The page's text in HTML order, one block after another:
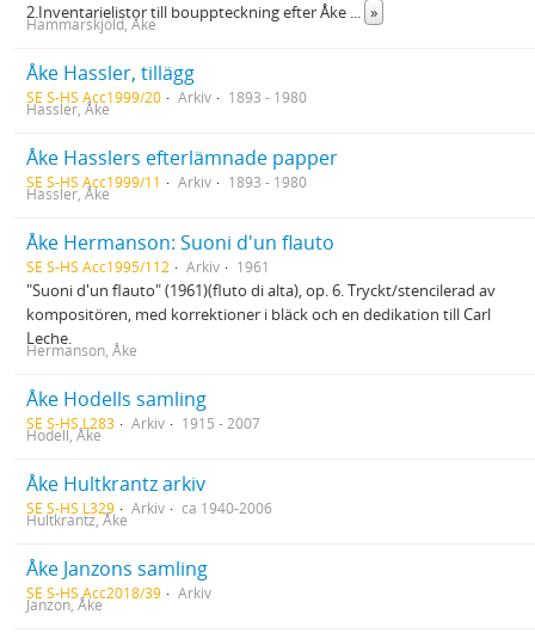
2.Inventarielistor till bouppteckning efter Åke ... »
Hammarskjöld, Åke
Åke Hassler, tillägg
SE S-HS Acc1999/20 Arkiv 1893 - 1980
Hassler, Åke
Åke Hasslers efterlämnade papper
SE S-HS Acc1999/11 Arkiv 1893 - 1980
Hassler, Åke
Åke Hermanson: Suoni d'un flauto
SE S-HS Acc1995/112 Arkiv 1961
"Suoni d'un flauto" (1961)(fluto di alta), op. 6. Tryckt/stencilerad av
kompositören, med korrektioner i bläck och en dedikation till Carl
Leche.
Hermanson, Åke
Åke Hodells samling
SE S-HS L283 Arkiv 1915 - 2007
Hodell, Åke
Åke Hultkrantz arkiv
SE S-HS L329 Arkiv ca 1940-2006
Hultkrantz, Åke
Åke Janzons samling
SE S-HS Acc2018/39 Arkiv
Janzon, Åke